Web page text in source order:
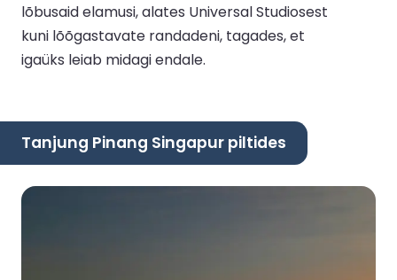
lõbusaid elamusi, alates Universal Studiosest
kuni lõõgastavate randadeni, tagades, et
igaüks leiab midagi endale.
Tanjung Pinang Singapur piltides